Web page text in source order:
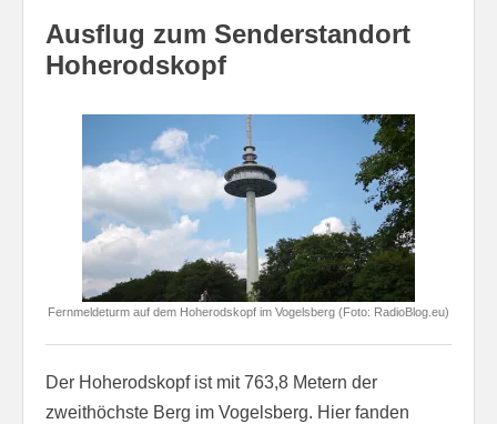
Ausflug zum Senderstandort
Hoherodskopf
Fernmeldeturm auf dem Hoherodskopf im Vogelsberg (Foto: RadioBlog.eu)
Der Hoherodskopf ist mit 763,8 Metern der
zweithöchste Berg im Vogelsberg. Hier fanden